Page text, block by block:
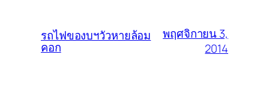
รถไฟของบฯวัวหายล้อม
คอก
พฤศจิกายน 3,
2014